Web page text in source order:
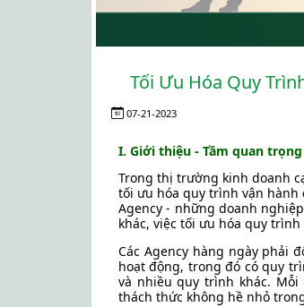
Tối Ưu Hóa Quy
07-21-2023
I. Giới thiệu - Tầm quan
Trong thị trường kinh doanh
tối ưu hóa quy trình vận
Agency - những doanh
khác, việc tối ưu hóa quy
Các Agency hàng ngày phải
hoạt động, trong đó có quy
và nhiều quy trình khác.
thách thức không hề nhỏ